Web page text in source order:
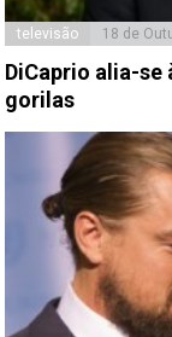
televisão 18 de
DiCaprio alia-
gorilas